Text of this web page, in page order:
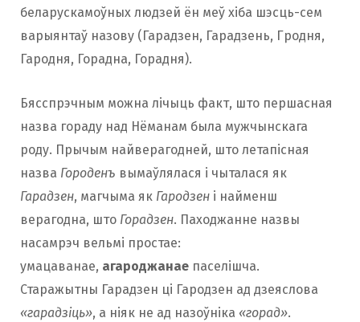
беларускамоўных людзей ён меў хіба шэсць-сем
варыянтаў назову (Гарадзен, Гарадзень, Гродня,
Гародня, Горадна, Горадня).
Бясспрэчным можна лічыць факт, што першасная
назва гораду над Нёманам была мужчынскага
роду. Прычым найверагодней, што летапісная
назва Городенъ вымаўлялася і чыталася як
Гарадзен, магчыма як Гародзен і найменш
верагодна, што Горадзен. Паходжанне назвы
насамрэч вельмі простае:
умацаванае, агароджанае паселішча.
Старажытны Гарадзен ці Гародзен ад дзеяслова
«гарадзіць», а ніяк не ад назоўніка «горад».